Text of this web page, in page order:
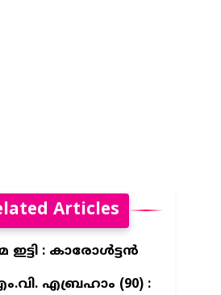
Articles
ഇട്ടി : കാരോൾട്ടൻ
എബ്രഹാം (90) :